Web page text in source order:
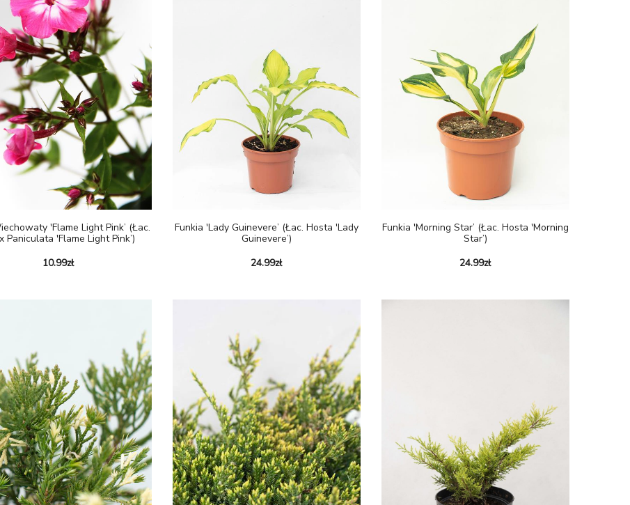
'Flame Light Pink’ (łac.
Paniculata 'Flame Light Pink’)
10.99zł
Funkia 'Lady Guinevere’ (Łac. Hosta 'Lady
Guinevere’)
24.99zł
Funkia 'Morning Star’ (Łac. Hosta 'Morning
Star’)
24.99zł